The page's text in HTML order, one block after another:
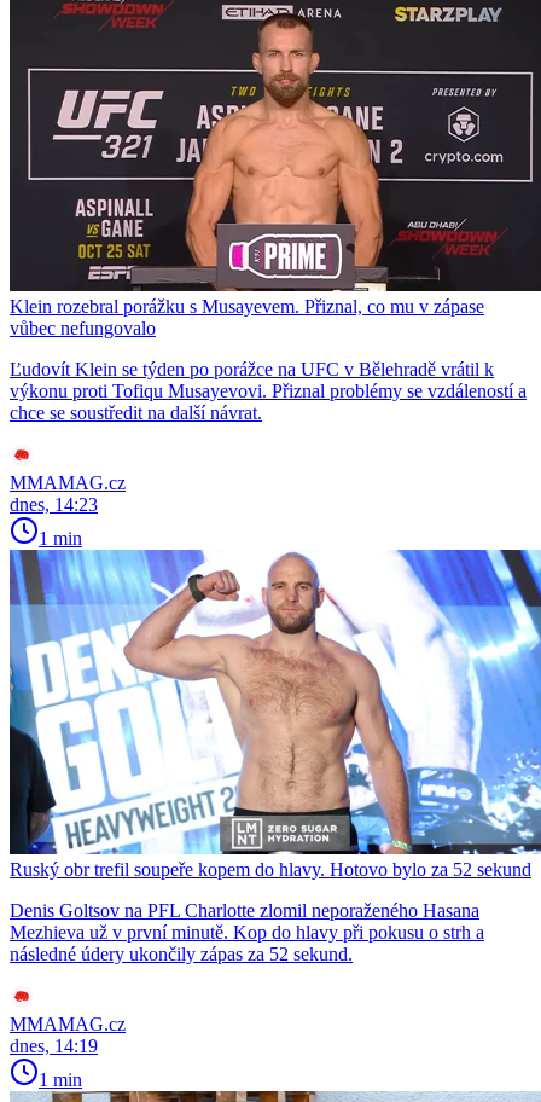
Klein rozebral porážku s Musayevem. Přiznal, co mu v zápase
vůbec nefungovalo
Ľudovít Klein se týden po porážce na UFC v Bělehradě vrátil k
výkonu proti Tofiqu Musayevovi. Přiznal problémy se vzdáleností a
chce se soustředit na další návrat.
MMAMAG.cz
dnes, 14:23
1 min
Ruský obr trefil soupeře kopem do hlavy. Hotovo bylo za 52 sekund
Denis Goltsov na PFL Charlotte zlomil neporaženého Hasana
Mezhieva už v první minutě. Kop do hlavy při pokusu o strh a
následné údery ukončily zápas za 52 sekund.
MMAMAG.cz
dnes, 14:19
1 min